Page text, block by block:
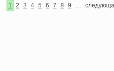
Нумерация
Страница
1 Страница
2 Страница
3 Страница
4 Страница
5 Страница
6 Страница
7 Страница
8 Страница
9 …